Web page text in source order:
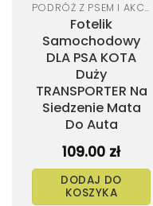
PODRÓŻ Z PSEM I AKCESORIA SAMOCHODOWE
Fotelik
Samochodowy
DLA PSA KOTA
Duży
TRANSPORTER Na
Siedzenie Mata
Do Auta
109.00 zł
DODAJ DO
KOSZYKA